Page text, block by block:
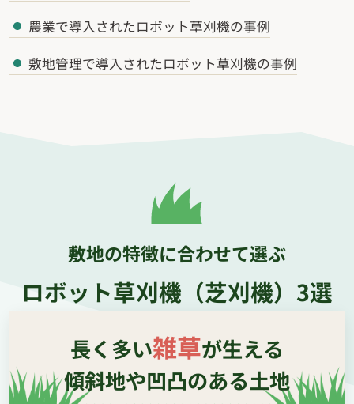
農業で導入されたロボット草刈機の事例
敷地管理で導入されたロボット草刈機の事例
敷地の特徴に合わせて選ぶ
ロボット草刈機（芝刈機）3選
長く多い雑草が生える
傾斜地や凹凸のある土地